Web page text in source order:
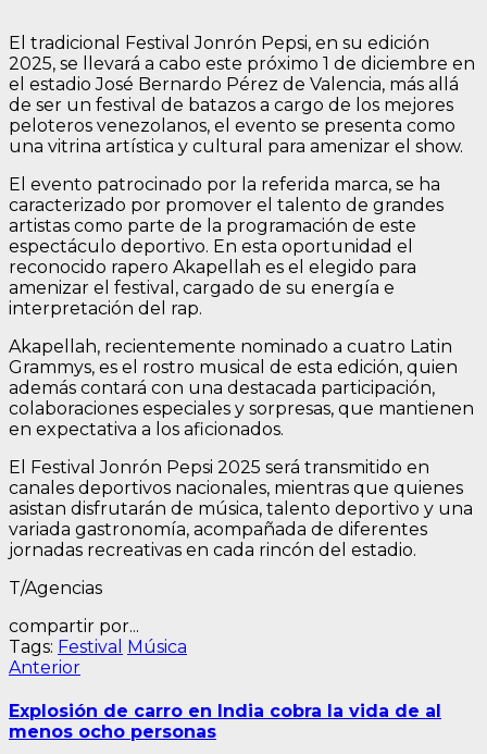
El tradicional Festival Jonrón Pepsi, en su edición
2025, se llevará a cabo este próximo 1 de diciembre en
el estadio José Bernardo Pérez de Valencia, más allá
de ser un festival de batazos a cargo de los mejores
peloteros venezolanos, el evento se presenta como
una vitrina artística y cultural para amenizar el show.
El evento patrocinado por la referida marca, se ha
caracterizado por promover el talento de grandes
artistas como parte de la programación de este
espectáculo deportivo. En esta oportunidad el
reconocido rapero Akapellah es el elegido para
amenizar el festival, cargado de su energía e
interpretación del rap.
Akapellah, recientemente nominado a cuatro Latin
Grammys, es el rostro musical de esta edición, quien
además contará con una destacada participación,
colaboraciones especiales y sorpresas, que mantienen
en expectativa a los aficionados.
El Festival Jonrón Pepsi 2025 será transmitido en
canales deportivos nacionales, mientras que quienes
asistan disfrutarán de música, talento deportivo y una
variada gastronomía, acompañada de diferentes
jornadas recreativas en cada rincón del estadio.
T/Agencias
compartir por...
Tags: Festival Música
Navegación
de
entradas
AnteriorEntrada
Explosión de carro en India cobra la vida de al
menos ocho personas